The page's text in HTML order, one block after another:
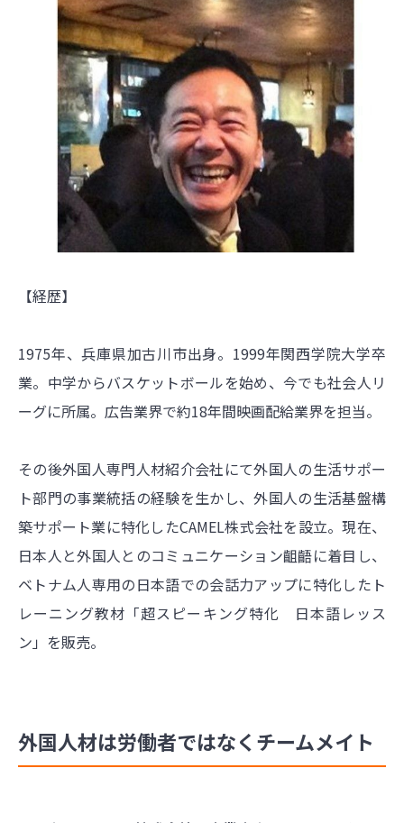
【経歴】
1975年、兵庫県加古川市出身。1999年関西学院大学卒
業。中学からバスケットボールを始め、今でも社会人リ
ーグに所属。広告業界で約18年間映画配給業界を担当。
その後外国人専門人材紹介会社にて外国人の生活サポー
ト部門の事業統括の経験を生かし、外国人の生活基盤構
築サポート業に特化したCAMEL株式会社を設立。現在、
日本人と外国人とのコミュニケーション齟齬に着目し、
ベトナム人専用の日本語での会話力アップに特化したト
レーニング教材「超スピーキング特化 日本語レッス
ン」 を販売。
外国人材は労働者ではなくチームメイト